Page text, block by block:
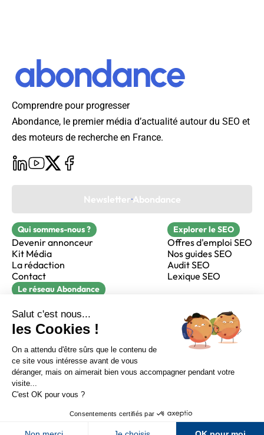
Sur LinkedIn Sur Youtube
Sur X Sur Facebook
Newsletter Abondance
Comprendre pour progresser
Abondance, le premier média d’actualité autour du SEO et
des moteurs de recherche en France.
Newsletter Abondance
Qui sommes-nous ?
Devenir annonceur
Kit Média
La rédaction
Contact
Explorer le SEO
Offres d'emploi SEO
Nos guides SEO
Audit SEO
Lexique SEO
Le réseau Abondance
Réacteur
alfie formation
CGV
Confidentialité